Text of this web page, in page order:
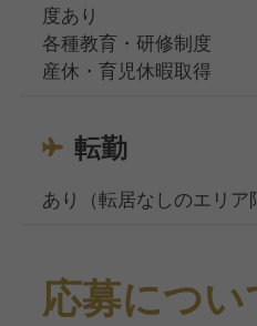
度あり
各種教育・研修制度
産休・育児休暇取得
転勤
あり（転居なしのエリア
応募につい